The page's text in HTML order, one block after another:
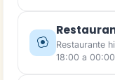
Restaurante
18:00 a